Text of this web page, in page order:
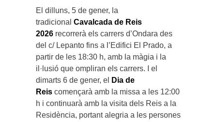
El dilluns, 5 de gener, la
tradicional Cavalcada de Reis
2026 recorrerà els carrers d’Ondara des
del c/ Lepanto fins a l’Edifici El Prado, a
partir de les 18:30 h, amb la màgia i la
il·lusió que ompliran els carrers. I el
dimarts 6 de gener, el
Dia de
Reis començarà amb la missa a les 12:00
h i continuarà amb la visita dels Reis a la
Residència, portant alegria a les persones